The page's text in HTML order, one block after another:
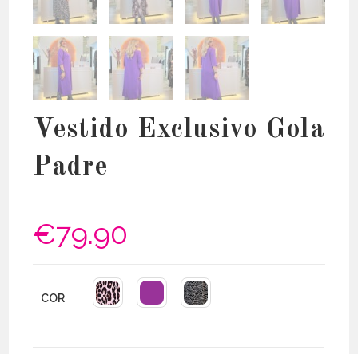
Vestido Exclusivo Gola
Padre
€79.90
COR